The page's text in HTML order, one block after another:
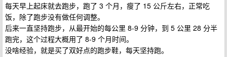
每天早上起床就去跑步，跑了 3 个月，瘦了 15 公斤左右，正常吃
饭，除了跑步没有做任何调整。
后来一直坚持跑步，从最开始的每公里 8-9 分钟，到 5 公里 28 分半
跑完，这个过程大概用了 8-9 个月时间。
没啥经验，就是买了双好点的跑步鞋，每天坚持跑。